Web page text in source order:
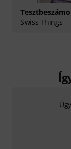
Swiss Things